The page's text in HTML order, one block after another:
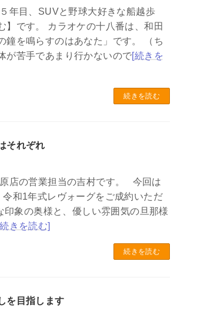
年目、SUVと野球大好きな船越歩
】です。 カラオケの十八番は、和田
鐘を鳴らすのはあなた」です。 （ち
が苦手であまり行かないので[続きを
続きを読む
それぞれ
店の営業担当の吉村です。 今回は
令和1年式レヴォーグをご成約いただ
象の奥様と、優しい雰囲気の旦那様
きを読む]
続きを読む
を目指します